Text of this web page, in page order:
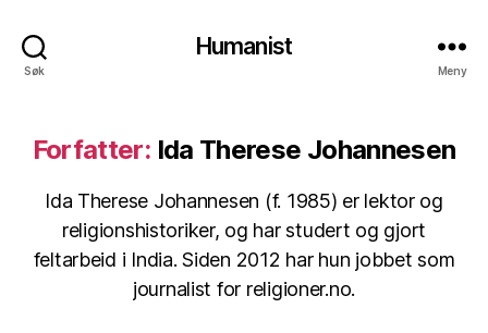
Søk
Humanist
Meny
Forfatter: Ida Therese Johannesen
Ida Therese Johannesen (f. 1985) er lektor og
religionshistoriker, og har studert og gjort
feltarbeid i India. Siden 2012 har hun jobbet som
journalist for religioner.no.